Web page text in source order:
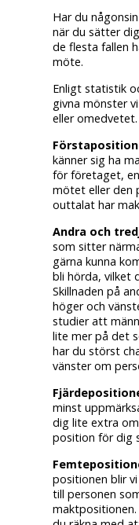
Har du
när du sätter
de flesta fallen
möte.
Enligt statistik
givna mönster
eller omedvetet.
känner sig ha
för företaget,
mötet eller den
outtalat har
Andra och
som sitter
gärna kunna
bli hörda, vilket
Skillnaden på
höger och
studier att
lite mer på det
har du störst
vänster om
minst
dig lite extra
position för dig
positionen blir
till personen